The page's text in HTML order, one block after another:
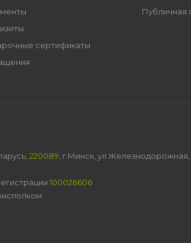
сертификаты
Публичная
220089 , г.Минск, ул.Железнодорожная,
100026606